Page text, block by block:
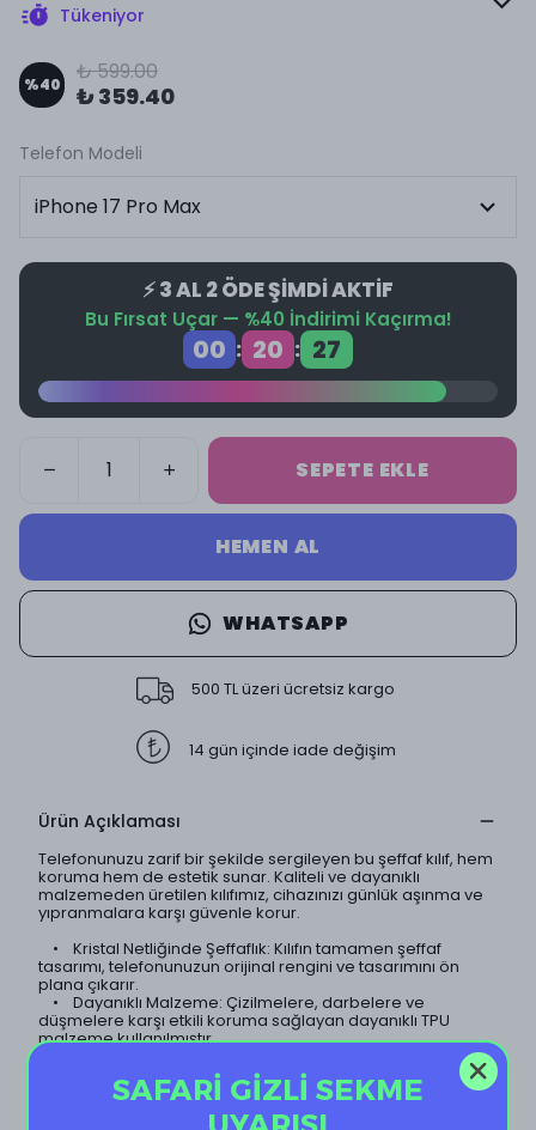
Tükeniyor
%40 ₺ 599.00
₺ 359.40
Telefon Modeli
⚡ 3 AL 2 ÖDE ŞİMDİ AKTİF
Bu Fırsat Uçar — %40 İndirimi Kaçırma!
00 : 20 : 26
SEPETE EKLE
HEMEN AL
WHATSAPP
500 TL üzeri ücretsiz kargo
14 gün içinde iade değişim
Ürün Açıklaması
Telefonunuzu zarif bir şekilde sergileyen bu şeffaf kılıf, hem
koruma hem de estetik sunar. Kaliteli ve dayanıklı
malzemeden üretilen kılıfımız, cihazınızı günlük aşınma ve
yıpranmalara karşı güvenle korur.
• Kristal Netliğinde Şeffaflık: Kılıfın tamamen şeffaf
tasarımı, telefonunuzun orijinal rengini ve tasarımını ön
plana çıkarır.
• Dayanıklı Malzeme: Çizilmelere, darbelere ve
düşmelere karşı etkili koruma sağlayan dayanıklı TPU
malzeme kullanılmıştır.
koruyan hafif tasarımı sayesinde, kılıf neredeyse
görünmezdir.
• Sararma Yapmaz: Özel kaplama teknolojisi sayesinde
SAFARİ GİZLİ SEKME